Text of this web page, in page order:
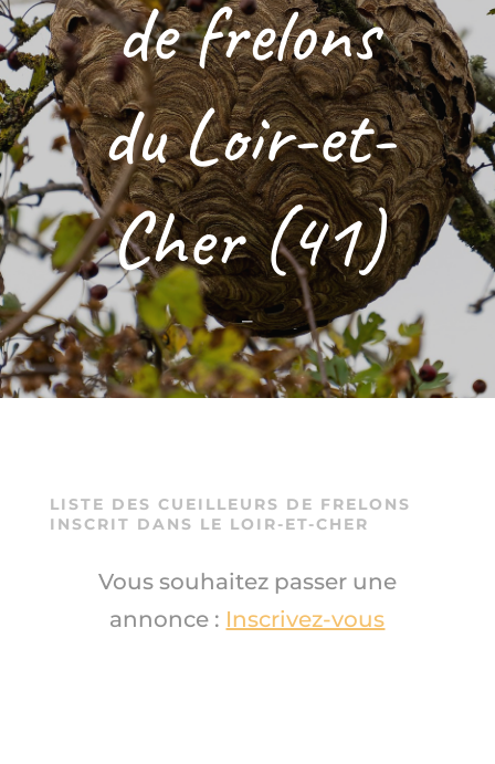
de frelons
du Loir-et-
Cher (41)
–
LISTE DES CUEILLEURS DE FRELONS
INSCRIT DANS LE LOIR-ET-CHER
Vous souhaitez passer une
annonce : Inscrivez-vous